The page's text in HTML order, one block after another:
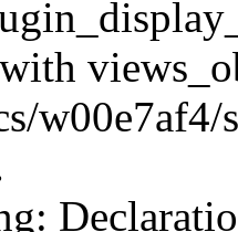
w00e7af4/